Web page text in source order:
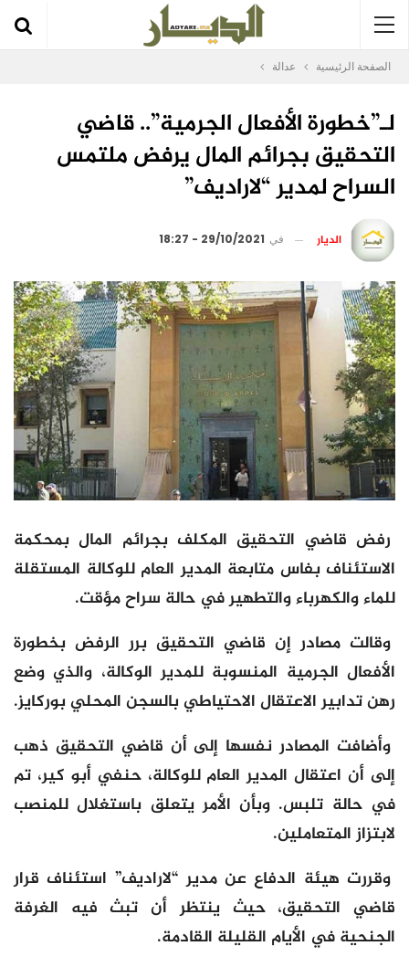
الصفحة الرئيسية عدالة
لـ”خطورة الأفعال الجرمية”.. قاضي
التحقيق بجرائم المال يرفض ملتمس
السراح لمدير “لاراديف”
الديار في 29/10/2021 - 18:27
رفض قاضي التحقيق المكلف بجرائم المال بمحكمة
الاستئناف بفاس متابعة المدير العام للوكالة المستقلة
للماء والكهرباء والتطهير في حالة سراح مؤقت.
وقالت مصادر إن قاضي التحقيق برر الرفض بخطورة
الأفعال الجرمية المنسوبة للمدير الوكالة، والذي وضع
رهن تدابير الاعتقال الاحتياطي بالسجن المحلي بوركايز.
وأضافت المصادر نفسها إلى أن قاضي التحقيق ذهب
إلى أن اعتقال المدير العام للوكالة، حنفي أبو كير، تم
في حالة تلبس. وبأن الأمر يتعلق باستغلال للمنصب
لابتزاز المتعاملين.
وقررت هيئة الدفاع عن مدير “لاراديف” استئناف قرار
قاضي التحقيق، حيث ينتظر أن تبث فيه الغرفة
الجنحية في الأيام القليلة القادمة.